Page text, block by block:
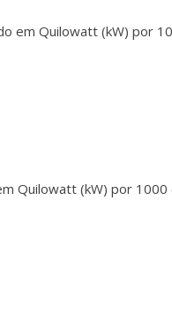
Quilowatt (kW) por
Quilowatt (kW) por